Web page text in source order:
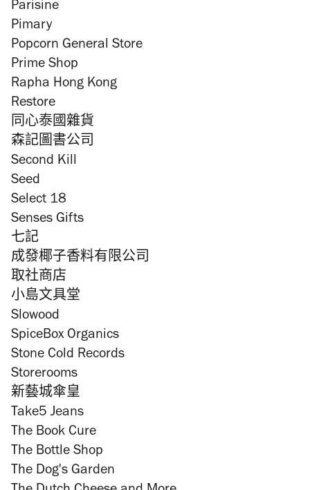
Parisine
Pimary
Popcorn General Store
Prime Shop
Rapha Hong Kong
Restore
同心泰國雜貨
森記圖書公司
Second Kill
Seed
Select 18
Senses Gifts
七記
成發椰子香料有限公司
取社商店
小島文具堂
Slowood
SpiceBox Organics
Stone Cold Records
Storerooms
新藝城傘皇
Take5 Jeans
The Book Cure
The Bottle Shop
The Dog's Garden